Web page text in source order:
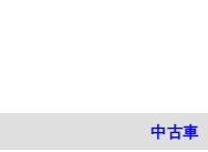
中古車